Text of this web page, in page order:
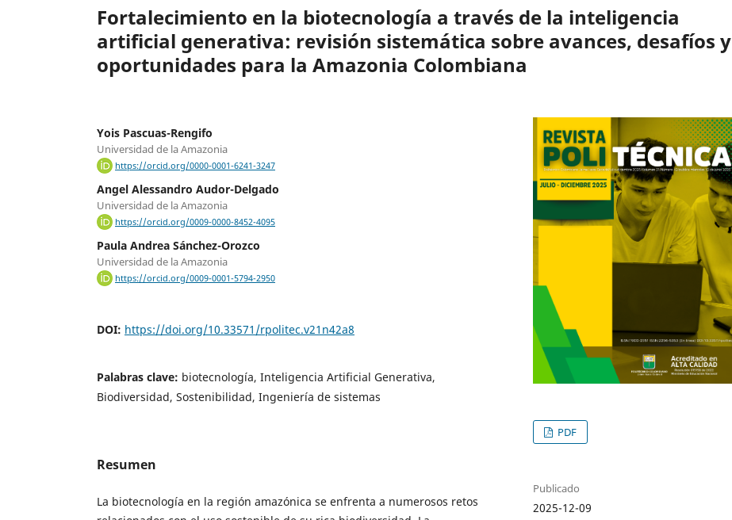
Fortalecimiento en la biotecnología a través de la inteligencia
artificial generativa: revisión sistemática sobre avances, desafíos y
oportunidades para la Amazonia Colombiana
Yois Pascuas-Rengifo
Universidad de la Amazonia
https://orcid.org/0000-0001-6241-3247
Angel Alessandro Audor-Delgado
Universidad de la Amazonia
https://orcid.org/0009-0000-8452-4095
Paula Andrea Sánchez-Orozco
Universidad de la Amazonia
https://orcid.org/0009-0001-5794-2950
DOI: https://doi.org/10.33571/rpolitec.v21n42a8
Palabras clave: biotecnología, Inteligencia Artificial Generativa,
Biodiversidad, Sostenibilidad, Ingeniería de sistemas
Resumen
La biotecnología en la región amazónica se enfrenta a numerosos retos
PDF
Publicado
2025-12-09